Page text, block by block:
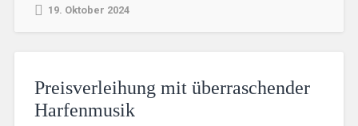
19. Oktober 2024
Preisverleihung mit überraschender
Harfenmusik